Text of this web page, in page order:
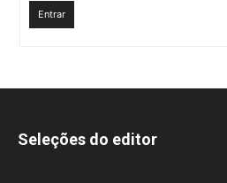
Entrar
Seleções do editor